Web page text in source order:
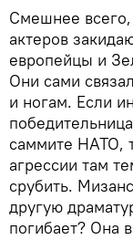
Смешнее всего,
актеров
европейцы и
Они сами
и ногам. Если
саммите НАТО,
агрессии там
срубить.
другую
погибает? Она